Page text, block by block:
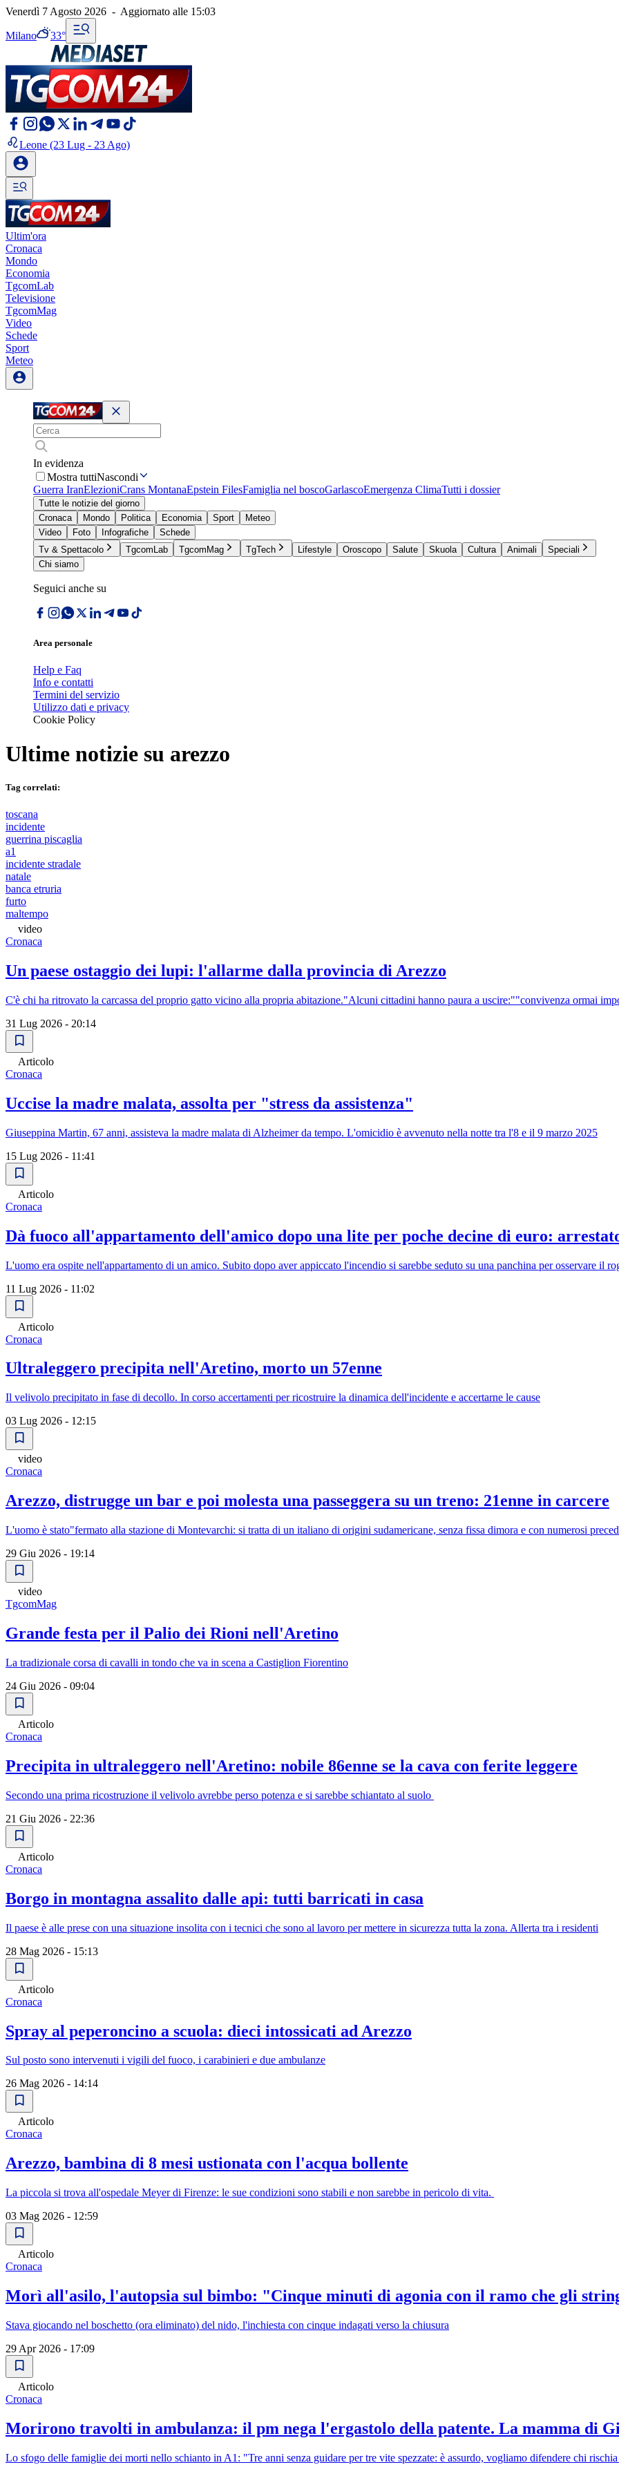
Venerdì 7 Agosto 2026 - Aggiornato alle 15:03
Milano 33°
Leone (23 Lug - 23 Ago)
Ultim'ora
Cronaca
Mondo
Economia
TgcomLab
Televisione
TgcomMag
Video
Schede
Sport
Meteo
In evidenza
Mostra tuttiNascondi
Guerra IranElezioniCrans MontanaEpstein FilesFamiglia nel boscoGarlascoEmergenza ClimaTutti i dossier
Tutte le notizie del giorno
Cronaca
Mondo Politica Economia Sport
Meteo
Video
Foto Infografiche
Schede
Tv & Spettacolo
TgcomLab TgcomMag TgTech Lifestyle Oroscopo Salute Skuola Cultura Animali
Speciali
Chi siamo
Seguici anche su
Area personale
Help e Faq
Info e contatti
Termini del servizio
Utilizzo dati e privacy
Cookie Policy
Ultime notizie su arezzo
Tag correlati:
toscana
incidente
guerrina piscaglia
a1
incidente stradale
natale
banca etruria
furto
maltempo
video
Cronaca
Un paese ostaggio dei lupi: l'allarme dalla provincia di Arezzo
C'è chi ha ritrovato la carcassa del proprio gatto vicino alla propria abitazione."Alcuni cittadini hanno paura a uscire:""convivenza ormai
31 Lug 2026 - 20:14
Articolo
Cronaca
Uccise la madre malata, assolta per "stress da assistenza"
Giuseppina Martin, 67 anni, assisteva la madre malata di Alzheimer da tempo. L'omicidio è avvenuto nella notte tra l'8 e il 9 marzo 2025
15 Lug 2026 - 11:41
Articolo
Cronaca
Dà fuoco all'appartamento dell'amico dopo una lite per poche decine di euro:
L'uomo era ospite nell'appartamento di un amico. Subito dopo aver appiccato l'incendio si sarebbe seduto su una panchina per osservare il
11 Lug 2026 - 11:02
Articolo
Cronaca
Ultraleggero precipita nell'Aretino, morto un 57enne
Il velivolo precipitato in fase di decollo. In corso accertamenti per ricostruire la dinamica dell'incidente e accertarne le cause
03 Lug 2026 - 12:15
video
Cronaca
Arezzo, distrugge un bar e poi molesta una passeggera su un treno: 21enne in carcere
L'uomo è stato"fermato alla stazione di Montevarchi: si tratta di un italiano di origini sudamericane, senza fissa dimora e con numerosi
29 Giu 2026 - 19:14
video
TgcomMag
Grande festa per il Palio dei Rioni nell'Aretino
La tradizionale corsa di cavalli in tondo che va in scena a Castiglion Fiorentino
24 Giu 2026 - 09:04
Articolo
Cronaca
Precipita in ultraleggero nell'Aretino: nobile 86enne se la cava con ferite leggere
Secondo una prima ricostruzione il velivolo avrebbe perso potenza e si sarebbe schiantato al suolo
21 Giu 2026 - 22:36
Articolo
Cronaca
Borgo in montagna assalito dalle api: tutti barricati in casa
Il paese è alle prese con una situazione insolita con i tecnici che sono al lavoro per mettere in sicurezza tutta la zona. Allerta tra i residenti
28 Mag 2026 - 15:13
Articolo
Cronaca
Spray al peperoncino a scuola: dieci intossicati ad Arezzo
Sul posto sono intervenuti i vigili del fuoco, i carabinieri e due ambulanze
26 Mag 2026 - 14:14
Articolo
Cronaca
Arezzo, bambina di 8 mesi ustionata con l'acqua bollente
La piccola si trova all'ospedale Meyer di Firenze: le sue condizioni sono stabili e non sarebbe in pericolo di vita.
03 Mag 2026 - 12:59
Articolo
Cronaca
Morì all'asilo, l'autopsia sul bimbo: "Cinque minuti di agonia con il ramo che gli
Stava giocando nel boschetto (ora eliminato) del nido, l'inchiesta con cinque indagati verso la chiusura
29 Apr 2026 - 17:09
Articolo
Cronaca
Morirono travolti in ambulanza: il pm nega l'ergastolo della patente. La mamma di
Lo sfogo delle famiglie dei morti nello schianto in A1: "Tre anni senza guidare per tre vite spezzate: è assurdo, vogliamo difendere chi